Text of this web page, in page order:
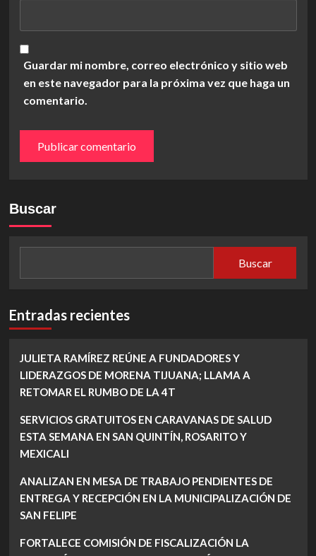
Guardar mi nombre, correo electrónico y sitio web
en este navegador para la próxima vez que haga un
comentario.
Buscar
Buscar
Entradas recientes
JULIETA RAMÍREZ REÚNE A FUNDADORES Y
LIDERAZGOS DE MORENA TIJUANA; LLAMA A
RETOMAR EL RUMBO DE LA 4T
SERVICIOS GRATUITOS EN CARAVANAS DE SALUD
ESTA SEMANA EN SAN QUINTÍN, ROSARITO Y
MEXICALI
ANALIZAN EN MESA DE TRABAJO PENDIENTES DE
ENTREGA Y RECEPCIÓN EN LA MUNICIPALIZACIÓN DE
SAN FELIPE
FORTALECE COMISIÓN DE FISCALIZACIÓN LA